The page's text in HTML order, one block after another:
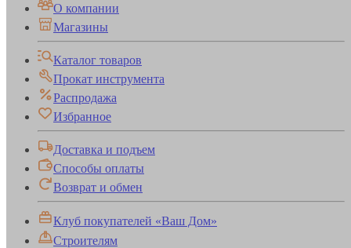
О компании
Магазины
Каталог товаров
Прокат инструмента
Распродажа
Избранное
Доставка и подъем
Способы оплаты
Возврат и обмен
Клуб покупателей «Ваш Дом»
Строителям